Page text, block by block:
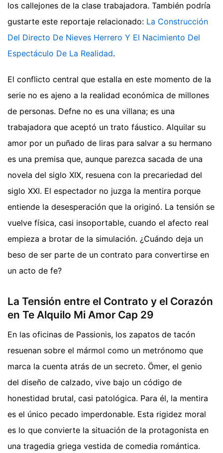
los callejones de la clase trabajadora. También podría
gustarte este reportaje relacionado: La Construcción
Del Directo De Nieves Herrero Y El Nacimiento Del
Espectáculo De La Realidad.
El conflicto central que estalla en este momento de la
serie no es ajeno a la realidad económica de millones
de personas. Defne no es una villana; es una
trabajadora que aceptó un trato fáustico. Alquilar su
amor por un puñado de liras para salvar a su hermano
es una premisa que, aunque parezca sacada de una
novela del siglo XIX, resuena con la precariedad del
siglo XXI. El espectador no juzga la mentira porque
entiende la desesperación que la originó. La tensión se
vuelve física, casi insoportable, cuando el afecto real
empieza a brotar de la simulación. ¿Cuándo deja un
beso de ser parte de un contrato para convertirse en
un acto de fe?
La Tensión entre el Contrato y el Corazón
en Te Alquilo Mi Amor Cap 29
En las oficinas de Passionis, los zapatos de tacón
resuenan sobre el mármol como un metrónomo que
marca la cuenta atrás de un secreto. Ömer, el genio
del diseño de calzado, vive bajo un código de
honestidad brutal, casi patológica. Para él, la mentira
es el único pecado imperdonable. Esta rigidez moral
es lo que convierte la situación de la protagonista en
una tragedia griega vestida de comedia romántica.